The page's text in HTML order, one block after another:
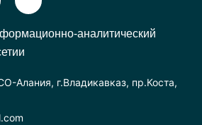
аналитический
Алания, г.Владикавказ, пр.Коста,